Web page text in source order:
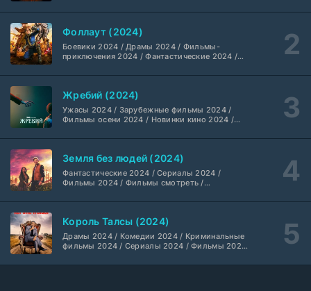
Укрытие (2026)
1-3 сезон
5 серия
HDrezka Studio
Мыс страха (2026)
1 сезон
Dragon Money Studio
Библиотекари: Следующая глава (2026)
1-2 сезон
2 серия
1 сезон
Дубляж HDrezka St.
Анна медиум (2021-2026)
1-5 сезон
2 серия
2024 / Американские фильмы / Фильмы
высоким рейтингом / Интересные фильмы /
Крутые фильмы / Популярные фильмы
Фоллаут (2024)
Боевики 2024 / Драмы 2024 / Фильмы-
приключения 2024 / Фантастические 2024 /
смотреть / Сериалы в 4K UHD / Американские
Жребий (2024)
Ужасы 2024 / Зарубежные фильмы 2024 /
Фильмы осени 2024 / Новинки кино 2024 /
Американские фильмы / Фильмы смотреть /
фильмы / Крутые фильмы / Популярные
фильмы
Земля без людей (2024)
Фантастические 2024 / Сериалы 2024 /
Фильмы 2024 / Фильмы смотреть /
Король Талсы (2024)
Драмы 2024 / Комедии 2024 / Криминальные
фильмы 2024 / Сериалы 2024 / Фильмы 2024